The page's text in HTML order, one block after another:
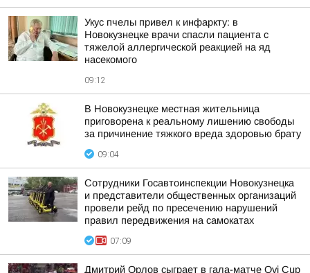
Укус пчелы привел к инфаркту: в
Новокузнецке врачи спасли пациента с
тяжелой аллергической реакцией на яд
насекомого
09:12
В Новокузнецке местная жительница
приговорена к реальному лишению свободы
за причинение тяжкого вреда здоровью брату
09:04
Сотрудники Госавтоинспекции Новокузнецка
и представители общественных организаций
провели рейд по пресечению нарушений
правил передвижения на самокатах
07:09
Дмитрий Орлов сыграет в гала-матче Ovi Cup